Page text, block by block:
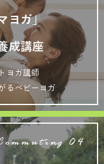
ヨガ」
成講座
ヨガ講師
るベビーヨガ
04